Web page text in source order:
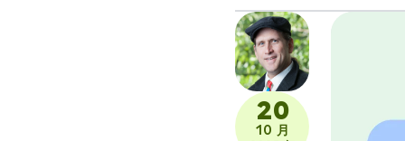
20
10 月